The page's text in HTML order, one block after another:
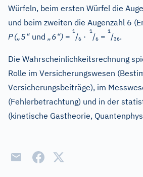
Würfeln, beim ersten Würfel die
und beim zweiten die Augenzahl 6
P („5“ und „6“) =
1
/6 ·
1
/6 =
1
/36.
Die Wahrscheinlichkeitsrechnung
Rolle im Versicherungswesen
Versicherungsbeiträge), im
(Fehlerbetrachtung) und in der
(kinetische Gastheorie,